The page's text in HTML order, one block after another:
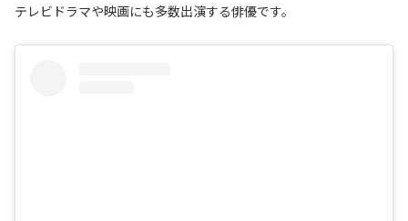
テレビドラマや映画にも多数出演する俳優です。